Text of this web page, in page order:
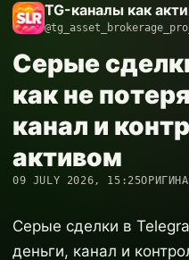
TG-каналы как
Серые
как не
канал и
активом
09 JULY 2026, 15:25
Серые сделки в
деньги, канал и